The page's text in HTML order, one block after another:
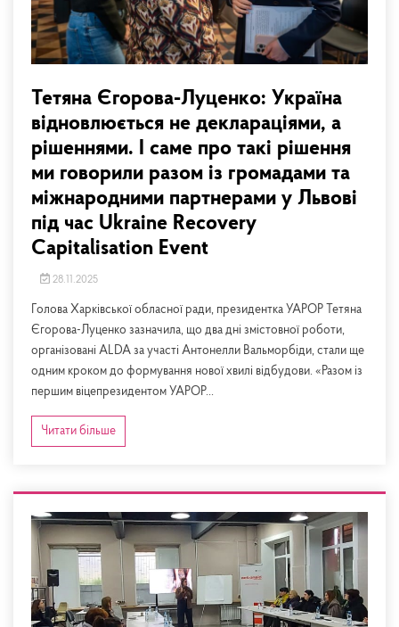
Тетяна Єгорова-Луценко: Україна
відновлюється не деклараціями, а
рішеннями. І саме про такі рішення
ми говорили разом із громадами та
міжнародними партнерами у Львові
під час Ukraine Recovery
Capitalisation Event
28.11.2025
Голова Харківської обласної ради, президентка УАРОР Тетяна
Єгорова-Луценко зазначила, що два дні змістовної роботи,
організовані ALDA за участі Антонелли Вальморбіди, стали ще
одним кроком до формування нової хвилі відбудови. «Разом із
першим віцепрезидентом УАРОР...
Читати більше